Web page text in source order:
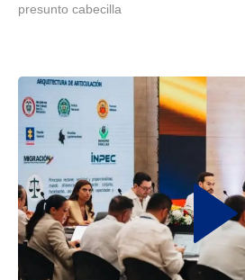
presunto cabecilla